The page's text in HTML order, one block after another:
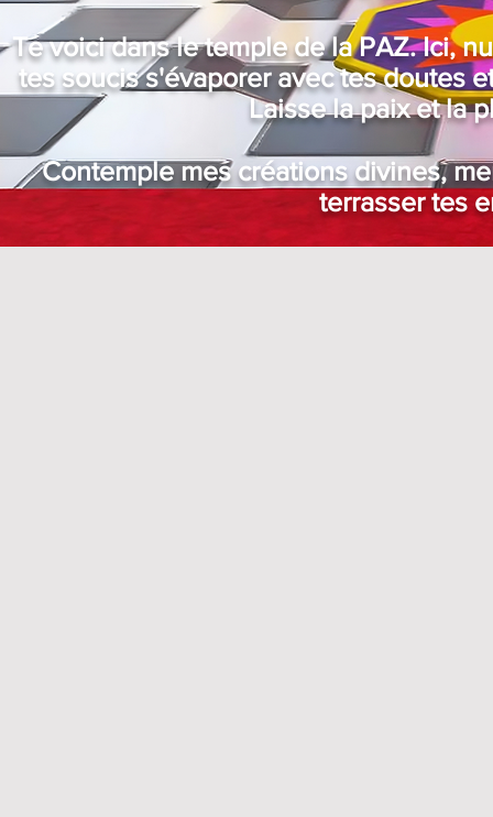
Te voici dans le temple de la PAZ. Ici,
tes soucis s'évaporer avec tes doutes
Laisse la paix et la
Contemple mes créations divines,
terrasser tes